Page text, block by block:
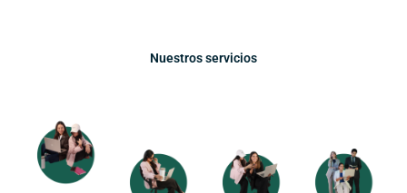
Nuestros servicios